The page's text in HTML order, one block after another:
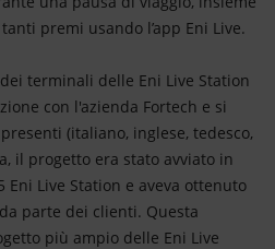
premi usando l’app Eni Live.
terminali delle Eni Live Station
con l'azienda Fortech e si
(italiano, inglese, tedesco,
il progetto era stato avviato in
Live Station e aveva ottenuto
parte dei clienti. Questa
più ampio delle Eni Live